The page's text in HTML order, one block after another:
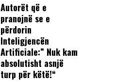
Autorët që e
pranojnë se e
përdorin
Inteligjencën
Artificiale:” Nuk kam
absolutisht asnjë
turp për këtë!“